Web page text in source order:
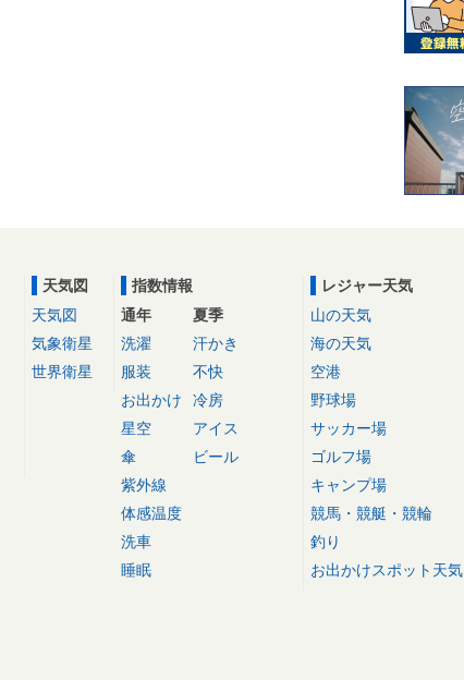
天気図
天気図
気象衛星
世界衛星
指数情報
通年
洗濯
服装
お出かけ
星空
傘
紫外線
体感温度
洗車
睡眠
夏季
汗かき
不快
冷房
アイス
ビール
レジャー天気
山の天気
海の天気
空港
野球場
サッカー場
ゴルフ場
キャンプ場
競馬・競艇・競輪
釣り
お出かけスポット天気